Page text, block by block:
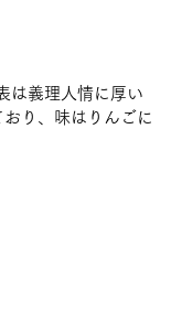
は義理人情に厚い
り、味はりんごに